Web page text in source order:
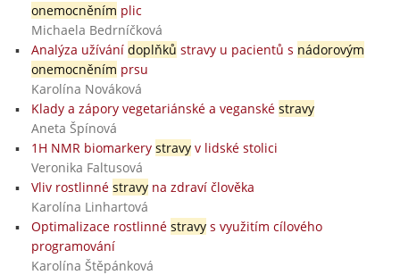
onemocněním plic
Michaela Bedrníčková
Analýza užívání doplňků stravy u pacientů s nádorovým
onemocněním prsu
Karolína Nováková
Klady a zápory vegetariánské a veganské stravy
Aneta Špínová
1H NMR biomarkery stravyv lidské stolici
Veronika Faltusová
Vliv rostlinné stravyna zdraví člověka
Karolína Linhartová
Optimalizace rostlinné stravys využitím cílového
programování
Karolína Štěpánková